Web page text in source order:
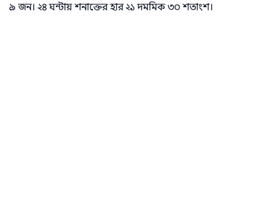
৯ জন। ২৪ ঘন্টায় শনাক্তের হার ২১ দমমিক ৩০ শতাংশ।